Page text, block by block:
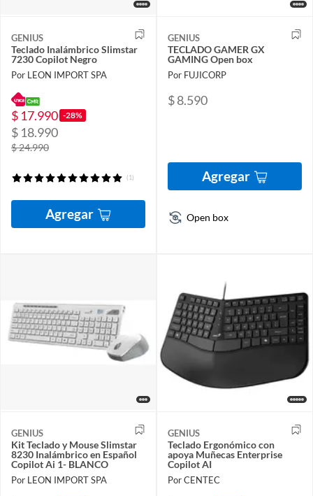
GENIUS
Teclado Inalámbrico Slimstar
7230 Copilot Negro
Por LEON IMPORT SPA
$ 17.990 -28%
$ 18.990
$ 24.990
(1)
Agregar
GENIUS
TECLADO GAMER GX
GAMING Open box
Por FUJICORP
$ 8.590
Agregar
Open box
GENIUS
Kit Teclado y Mouse Slimstar
8230 Inalámbrico en Español
Copilot Ai 1- BLANCO
Por LEON IMPORT SPA
GENIUS
Teclado Ergonómico con
apoya Muñecas Enterprise
Copilot AI
Por CENTEC